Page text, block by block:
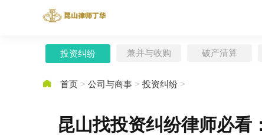
投资纠纷 兼并与收购 破产清算
 首页 > 公司与商事 > 投资纠纷 >
昆山找投资纠纷律师必看